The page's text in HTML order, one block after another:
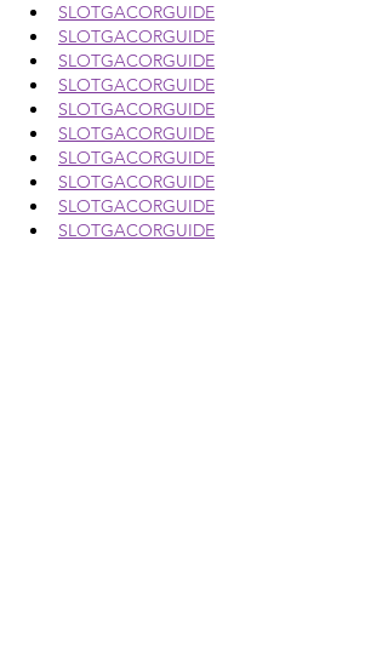
SLOTGACORGUIDE
SLOTGACORGUIDE
SLOTGACORGUIDE
SLOTGACORGUIDE
SLOTGACORGUIDE
SLOTGACORGUIDE
SLOTGACORGUIDE
SLOTGACORGUIDE
SLOTGACORGUIDE
SLOTGACORGUIDE